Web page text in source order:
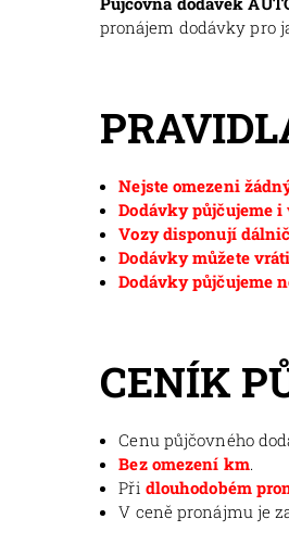
pronájem dodávky pro
Nejste omezeni
Dodávky půjčujeme
Vozy disponují
Dodávky můžete
Dodávky půjčujeme
CENÍK
Cenu půjčovného
Bez omezení km.
Při dlouhodobém
V ceně pronájmu je